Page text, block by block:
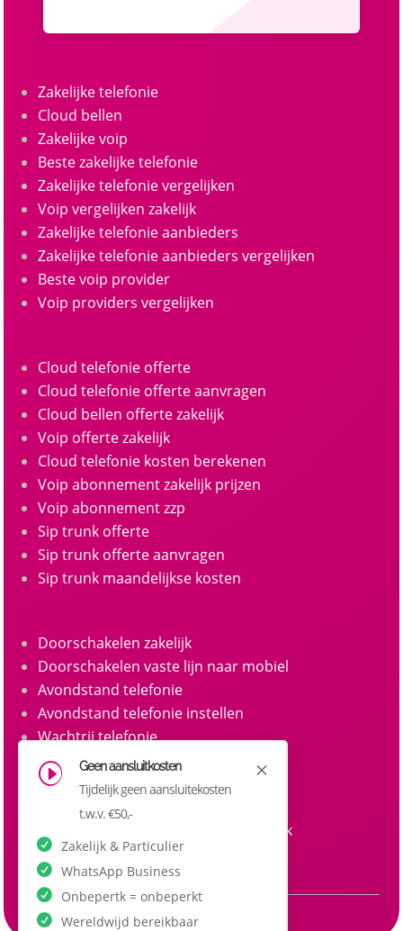
Zakelijke telefonie
Cloud bellen
Zakelijke voip
Beste zakelijke telefonie
Zakelijke telefonie vergelijken
Voip vergelijken zakelijk
Zakelijke telefonie aanbieders
Zakelijke telefonie aanbieders vergelijken
Beste voip provider
Voip providers vergelijken
Cloud telefonie offerte
Cloud telefonie offerte aanvragen
Cloud bellen offerte zakelijk
Voip offerte zakelijk
Cloud telefonie kosten berekenen
Voip abonnement zakelijk prijzen
Voip abonnement zzp
Sip trunk offerte
Sip trunk offerte aanvragen
Sip trunk maandelijkse kosten
Doorschakelen zakelijk
Doorschakelen vaste lijn naar mobiel
Avondstand telefonie
Avondstand telefonie instellen
Wachtrij telefonie
Call queue telefonie
Belgroepen
Belgroep instellen zakelijke telefonie
Doorkiesnummers aanvragen zakelijk
Doorkiesnummer per medewerker
M
I Geen aansluitkosten
Tijdelijk geen aansluitekosten
t.w.v. €50,-
Zakelijk & Particulier
WhatsApp Business
Onbepertk = onbeperkt
Wereldwijd bereikbaar